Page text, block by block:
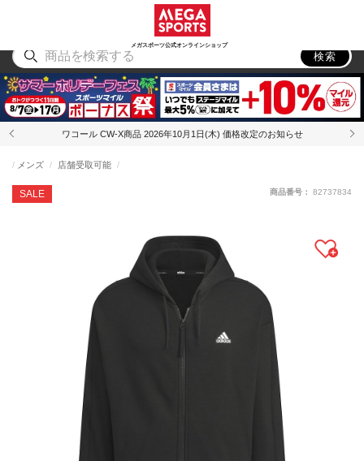
メガスポーツ公式オンラインショップ
アウトドア
検索
ワコール CW-X商品 2026年10月1日(木) 価格改定のお知らせ
SALE
メンズ 店舗受取可能
商品番号： 82737834